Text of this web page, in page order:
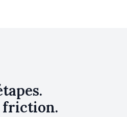
friction.